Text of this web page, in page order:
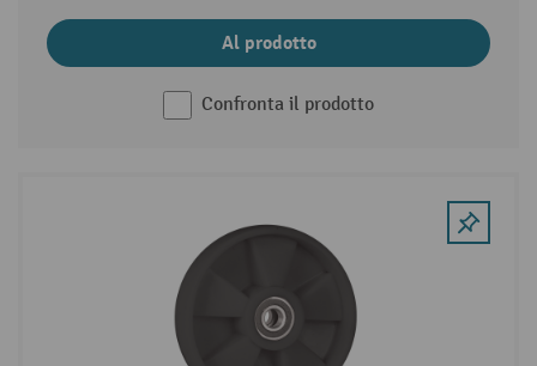
Al prodotto
Confronta il prodotto